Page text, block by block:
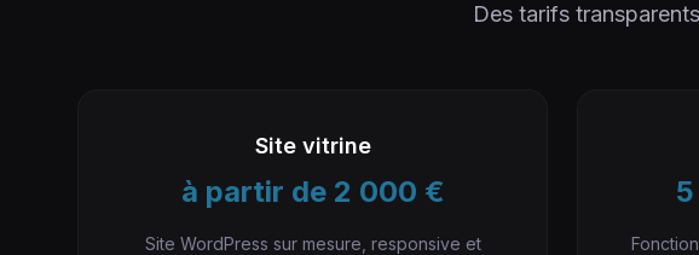
Des tarifs
Site vitrine
à partir de 2 000 €
Site WordPress sur mesure, responsive et